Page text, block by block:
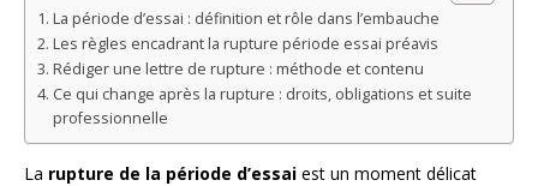
La période d’essai : définition et rôle dans l’embauche
Les règles encadrant la rupture période essai préavis
Rédiger une lettre de rupture : méthode et contenu
Ce qui change après la rupture : droits, obligations et suite
professionnelle
La rupture de la période d’essai est un moment délicat